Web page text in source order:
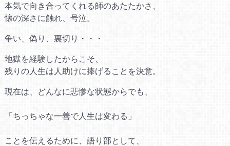
本気で向き合ってくれる師のあたたかさ、
懐の深さに触れ、号泣。
争い、偽り、裏切り・・・
地獄を経験したからこそ、
残りの人生は人助けに捧げることを決意。
現在は、どんなに悲惨な状態からでも、
「ちっちゃな一善で人生は変わる」
ことを伝えるために、語り部として、